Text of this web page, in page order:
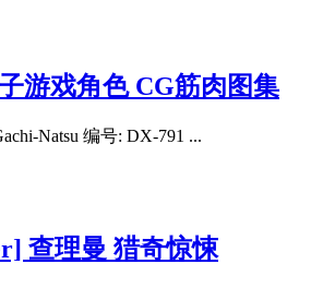
游戏角色 CG筋肉图集
Natsu 编号: DX-791 ...
查理曼 猎奇惊悚